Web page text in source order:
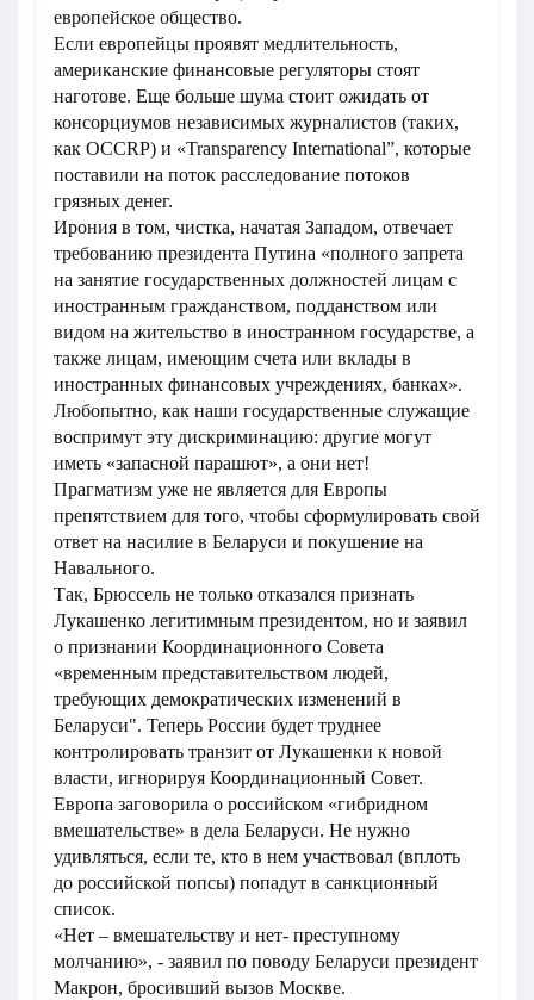
европейское общество.
Если европейцы проявят медлительность,
американские финансовые регуляторы стоят
наготове. Еще больше шума стоит ожидать от
консорциумов независимых журналистов (таких,
как OCCRP) и «Transparency International”, которые
поставили на поток расследование потоков
грязных денег.
Ирония в том, чистка, начатая Западом, отвечает
требованию президента Путина «полного запрета
на занятие государственных должностей лицам с
иностранным гражданством, подданством или
видом на жительство в иностранном государстве, а
также лицам, имеющим счета или вклады в
иностранных финансовых учреждениях, банках».
Любопытно, как наши государственные служащие
воспримут эту дискриминацию: другие могут
иметь «запасной парашют», а они нет!
Прагматизм уже не является для Европы
препятствием для того, чтобы сформулировать свой
ответ на насилие в Беларуси и покушение на
Навального.
Так, Брюссель не только отказался признать
Лукашенко легитимным президентом, но и заявил
о признании Координационного Совета
«временным представительством людей,
требующих демократических изменений в
Беларуси". Теперь России будет труднее
контролировать транзит от Лукашенки к новой
власти, игнорируя Координационный Совет.
Европа заговорила о российском «гибридном
вмешательстве» в дела Беларуси. Не нужно
удивляться, если те, кто в нем участвовал (вплоть
до российской попсы) попадут в санкционный
список.
«Нет – вмешательству и нет- преступному
молчанию», - заявил по поводу Беларуси президент
Макрон, бросивший вызов Москве.